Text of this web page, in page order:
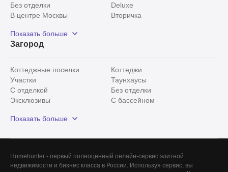
Без отделки
Deluxe
В центре Москвы
Вторичка
Рядом с парком
С панорамными окнами
Показать больше
Загород
Коттеджные поселки
Коттеджи
Участки
Таунхаусы
С отделкой
Без отделки
Эксклюзивы
С бассейном
Красногорский район
Показать больше
Homehunter - первый полноценный онлайн-сервис элитной
недвижимости и бизнес класса в России. Используя сервис, вы
Все